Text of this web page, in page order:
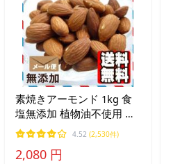
素焼きアーモンド 1kg 食
塩無添加 植物油不使用 送
料無料 ナッツ 無塩
4.52 (2,530件)
2,080 円